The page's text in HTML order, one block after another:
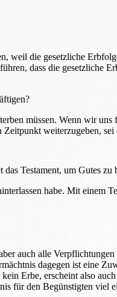
weil die gesetzliche
dass die gesetzliche
müssen. Wenn wir
weiterzugeben,
Testament, um Gutes zu
habe. Mit einem
auch alle
dagegen ist eine
Erbe, erscheint also
für den Begünstigten